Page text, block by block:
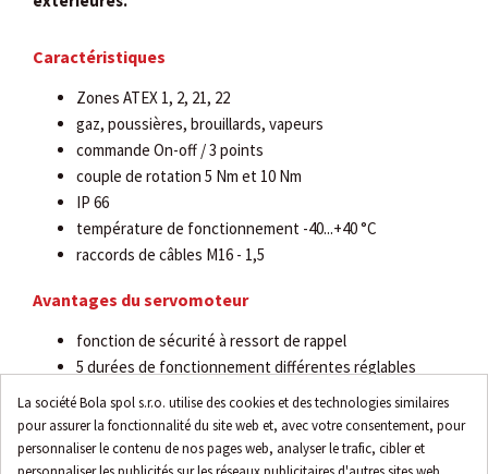
La société Bola spol s.r.o. utilise des cookies et des technologies similaires
pour assurer la fonctionnalité du site web et, avec votre consentement, pour
personnaliser le contenu de nos pages web, analyser le trafic, cibler et
Caractéristiques
Zones ATEX 1, 2, 21, 22
gaz, poussières, brouillards, vapeurs
commande On-off / 3 points
couple de rotation 5 Nm et 10 Nm
IP 66
température de fonctionnement -40...+40 °C
raccords de câbles M16 - 1,5
Avantages du servomoteur
fonction de sécurité à ressort de rappel
5 durées de fonctionnement différentes réglables
2 modes de fonctionnement du ressort de rappel
100% résistant à la surcharge, autobloquant
angle de rotation de 95° incl. 5° de précharge